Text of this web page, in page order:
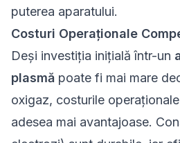
puterea aparatului.
Costuri Operaționale
Deși investiția inițială într-un
plasmă poate fi mai mare
oxigaz, costurile
adesea mai avantajoase.